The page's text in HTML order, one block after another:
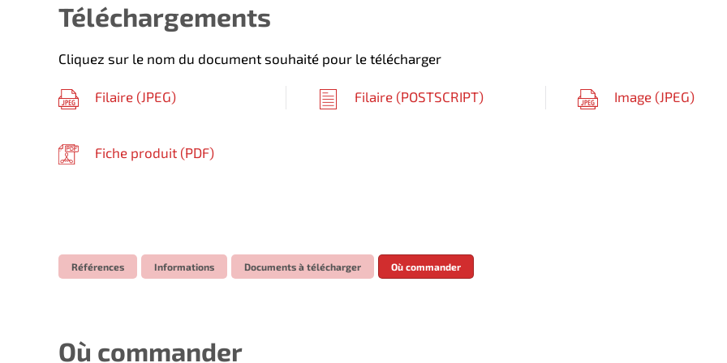
Téléchargements
Cliquez sur le nom du document souhaité pour le télécharger
Filaire (JPEG) Filaire (POSTSCRIPT) Image (JPEG)
Fiche produit (PDF)
Références Informations Documents à télécharger Où commander
Où commander